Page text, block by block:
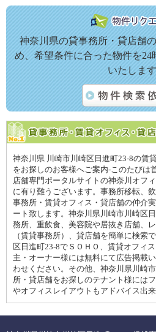
神奈川県の貸事務所・貸店舗
め、希望条件に合った物件を
いたします
神奈川県 川崎市川崎区日進町23-8の賃
をお探しのお客様へご案内-このたびは
店舗専門ポータルサイトの神奈川オフ
に有り難うございます。事務所移転、
事務所・賃貸オフィス・貸店舗の仲介
ート致します。神奈川県川崎市川崎区
務所、重飲食、美容院や居抜き店舗、
（賃貸事務所）、貸店舗を簡単に検索
区日進町23-8でＳＯＨＯ、賃貸オフィ
主・オーナー様には無料にて広告掲載
わせください。その他、神奈川県川崎
所・貸店舗をお探しのテナント様には
やオフィスレイアウトもアドバイス出